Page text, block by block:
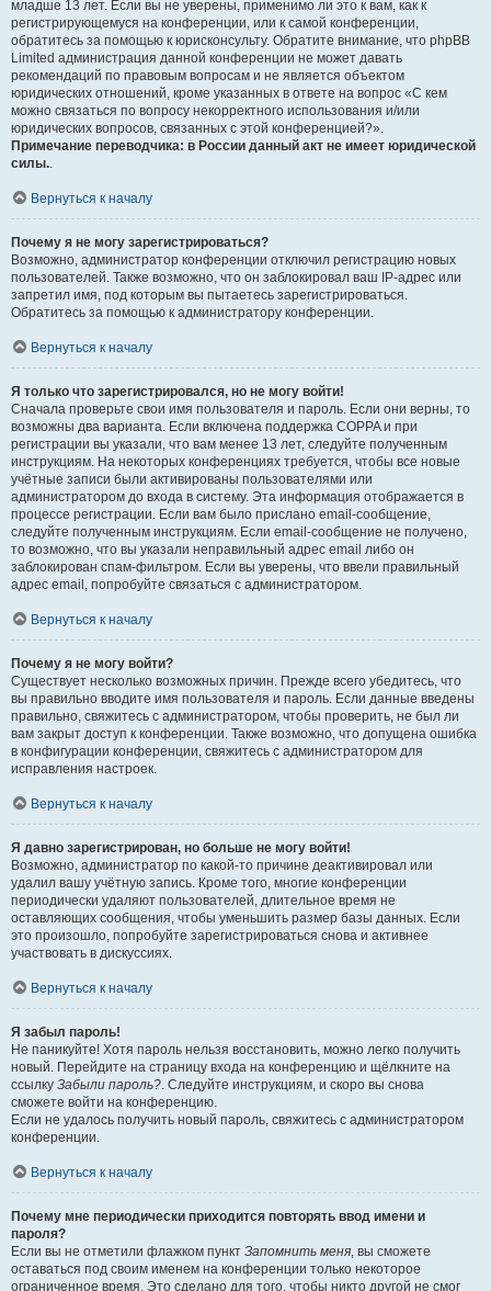
младше 13 лет. Если вы не уверены, применимо ли это к вам, как к
регистрирующемуся на конференции, или к самой конференции,
обратитесь за помощью к юрисконсульту. Обратите внимание, что phpBB
Limited администрация данной конференции не может давать
рекомендаций по правовым вопросам и не является объектом
юридических отношений, кроме указанных в ответе на вопрос «С кем
можно связаться по вопросу некорректного использования и/или
юридических вопросов, связанных с этой конференцией?».
Примечание переводчика: в России данный акт не имеет юридической
силы..
Вернуться к началу
Почему я не могу зарегистрироваться?
Возможно, администратор конференции отключил регистрацию новых
пользователей. Также возможно, что он заблокировал ваш IP-адрес или
запретил имя, под которым вы пытаетесь зарегистрироваться.
Обратитесь за помощью к администратору конференции.
Вернуться к началу
Я только что зарегистрировался, но не могу войти!
Сначала проверьте свои имя пользователя и пароль. Если они верны, то
возможны два варианта. Если включена поддержка COPPA и при
регистрации вы указали, что вам менее 13 лет, следуйте полученным
инструкциям. На некоторых конференциях требуется, чтобы все новые
учётные записи были активированы пользователями или
администратором до входа в систему. Эта информация отображается в
процессе регистрации. Если вам было прислано email-сообщение,
следуйте полученным инструкциям. Если email-сообщение не получено,
то возможно, что вы указали неправильный адрес email либо он
заблокирован спам-фильтром. Если вы уверены, что ввели правильный
адрес email, попробуйте связаться с администратором.
Вернуться к началу
Почему я не могу войти?
Существует несколько возможных причин. Прежде всего убедитесь, что
вы правильно вводите имя пользователя и пароль. Если данные введены
правильно, свяжитесь с администратором, чтобы проверить, не был ли
вам закрыт доступ к конференции. Также возможно, что допущена ошибка
в конфигурации конференции, свяжитесь с администратором для
исправления настроек.
Вернуться к началу
Я давно зарегистрирован, но больше не могу войти!
Возможно, администратор по какой-то причине деактивировал или
удалил вашу учётную запись. Кроме того, многие конференции
периодически удаляют пользователей, длительное время не
оставляющих сообщения, чтобы уменьшить размер базы данных. Если
это произошло, попробуйте зарегистрироваться снова и активнее
участвовать в дискуссиях.
Вернуться к началу
Я забыл пароль!
Не паникуйте! Хотя пароль нельзя восстановить, можно легко получить
новый. Перейдите на страницу входа на конференцию и щёлкните на
ссылку Забыли пароль?. Следуйте инструкциям, и скоро вы снова
сможете войти на конференцию.
Если не удалось получить новый пароль, свяжитесь с администратором
конференции.
Вернуться к началу
Почему мне периодически приходится повторять ввод имени и
пароля?
Если вы не отметили флажком пункт Запомнить меня, вы сможете
оставаться под своим именем на конференции только некоторое
ограниченное время. Это сделано для того, чтобы никто другой не смог